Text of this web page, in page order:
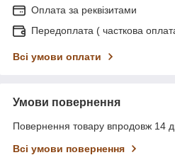
Оплата за реквізитами
Передоплата ( часткова
Всі умови оплати
Умови повернення
Повернення товару впродовж 14
Всі умови повернення